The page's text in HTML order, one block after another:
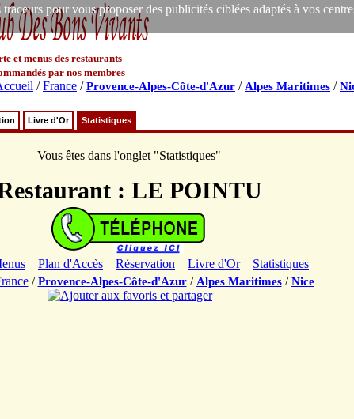
pour vous proposer des publicités ciblées adaptés à vos
et menus des restaurants
par nos membres
/France /Provence-Alpes-Côte-d'Azur / Alpes Maritimes /
Livre d'Or Statistiques
Vous êtes dans l'onglet "Statistiques"
: LE POINTU
Plan d'Accès Réservation Livre d'Or
Statistiques
/Provence-Alpes-Côte-d'Azur/ Alpes Maritimes/Nice